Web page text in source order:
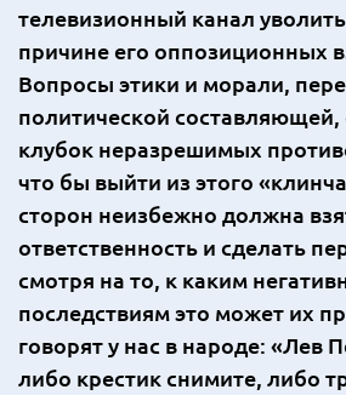
телевизионный канал
причине его оппозиционных
Вопросы этики и морали,
политической составляющей,
клубок неразрешимых
что бы выйти из этого
сторон неизбежно должна
ответственность и сделать
смотря на то, к каким
последствиям это может их
говорят у нас в народе: «Лев
либо крестик снимите, либо